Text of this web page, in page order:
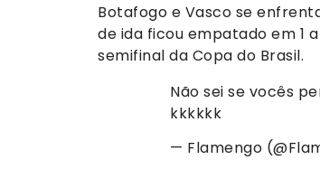
Botafogo e Vasco se
de ida ficou empatado em 1
semifinal da Copa do Brasil.
Não sei se vocês
kkkkkk
— Flamengo